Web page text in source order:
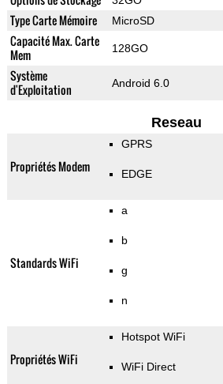
Type Carte Mémoire MicroSD
Capacité Max. Carte
Mem
128GO
Système
d'Exploitation
Android 6.0
Reseau
Propriétés Modem
GPRS
EDGE
Standards WiFi
a
b
g
n
Propriétés WiFi
Hotspot WiFi
WiFi Direct